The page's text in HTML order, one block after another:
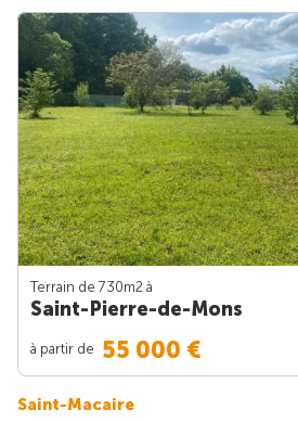
Terrain de 730m2 à
Saint-Pierre-de-Mons
à partir de 55 000 €
Saint-Macaire